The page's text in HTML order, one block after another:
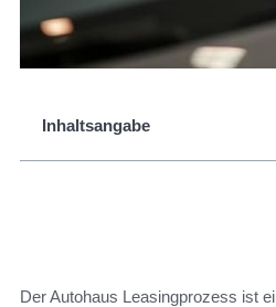
Inhaltsangabe
Der Autohaus Leasingprozess ist